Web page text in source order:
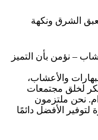
الشرق ونكهة
– نؤمن بأن التميز
والأعشاب،
لخلق مجتمعات
نحن ملتزمون
لتوفير الأفضل دائمًا